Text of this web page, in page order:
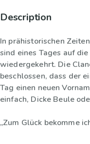
Description
In prähistorischen
sind eines Tages auf
wiedergekehrt. Die
beschlossen, dass der
Tag einen neuen
einfach, Dicke Beule
„Zum Glück bekomme